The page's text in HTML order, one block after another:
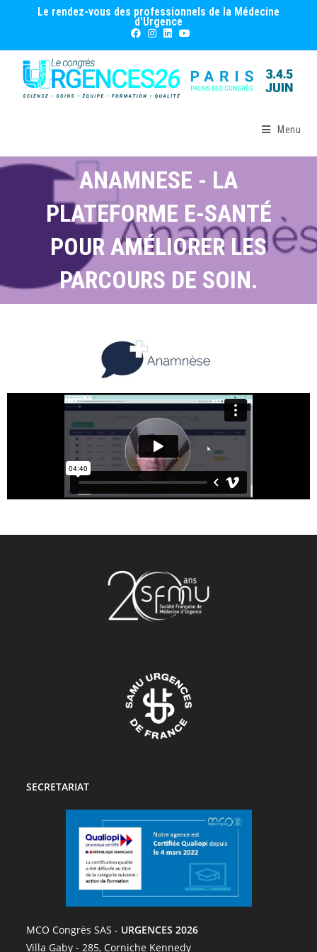
Le rendez-vous des professionnels de la Médecine
d'Urgence
Menu
ANAMNESE - LA
PLATEFORME E-SANTÉ
POUR AMÉLIORER LES
PARCOURS DE SOIN.
SECRETARIAT
MCO Congrès SAS - URGENCES 2026
Villa Gaby - 285, Corniche Kennedy